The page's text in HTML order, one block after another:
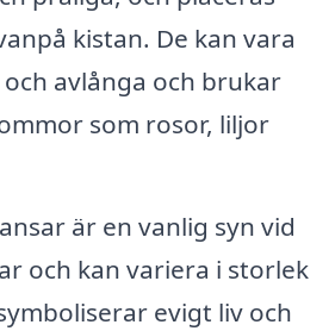
kistan. De kan vara
avlånga och brukar
som rosor, liljor
är en vanlig syn vid
och kan variera i storlek
evigt liv och